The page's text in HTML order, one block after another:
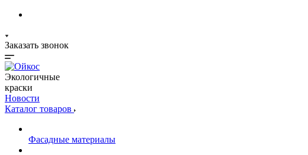
Заказать звонок
Экологичные
краски
Новости
Каталог товаров
Фасадные материалы